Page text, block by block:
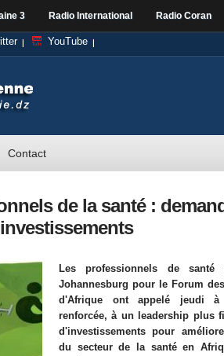
3 Radio International Radio Coran
YouTube
Contact
de la santé :
Les professionnels de
Johannesburg pour le Forum
d'Afrique ont appelé jeudi à
renforcée, à un leadership plus
d'investissements pour
du secteur de la santé en